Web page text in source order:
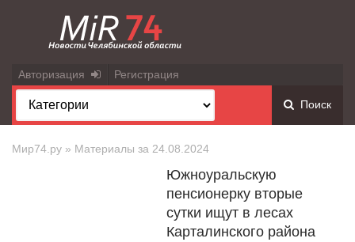
Авторизация Регистрация
Поиск
Мир74.ру » Материалы за 24.08.2024
Южноуральскую
пенсионерку вторые
сутки ищут в лесах
Карталинского района